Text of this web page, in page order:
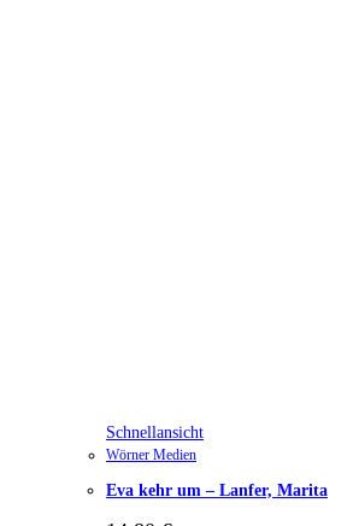
Schnellansicht
Wörner Medien
Eva kehr um – Lanfer, Marita